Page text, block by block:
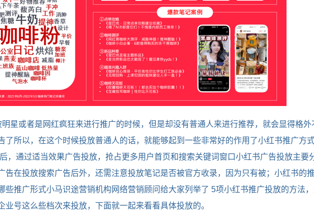
星或者是网红疯狂来进行推广的时候，但是却没有普通人来进行推荐，就会显得格外
了所以，在这个时候投放普通人的话，就能够起到一些非常好的作用了小红书推广方
，通过适当效果广告投放，抢占更多用户首页和搜索关键词窗口小红书广告投放主要
告在投放搜索广告后外，还需注意投放笔记是否被官方收录，因为只有被；小红书的
些推广形式小马识途营销机构网络营销顾问给大家列举了 5项小红书推广投放的方法
业号这么些档次来投放，下面就一起来看看具体投放的。